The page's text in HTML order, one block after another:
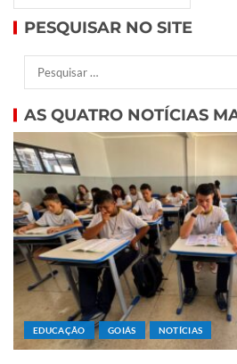
PESQUISAR NO SITE
AS QUATRO NOTÍCIAS
EDUCAÇÃO GOIÁS NOTÍCIAS